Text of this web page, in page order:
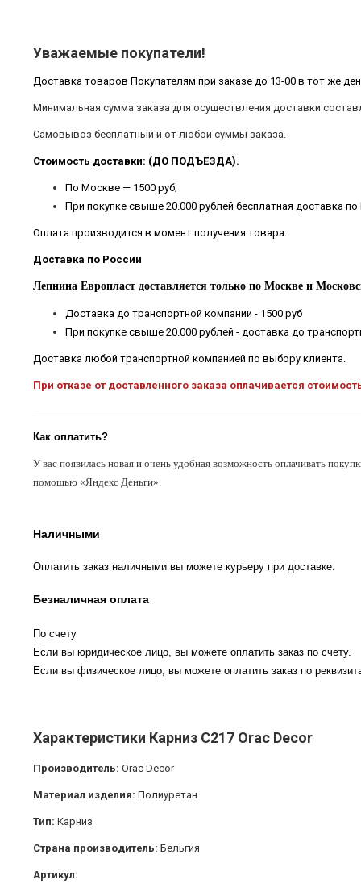
Уважаемые покупатели!
Доставка товаров Покупателям при заказе до 13-00 в тот же
Минимальная сумма заказа для осуществления доставки
Самовывоз бесплатный и от любой суммы заказа.
Стоимость доставки: (ДО ПОДЪЕЗДА).
По Москве — 1500 руб;
При покупке свыше 20.000 рублей бесплатная доставка
Оплата производится в момент получения товара.
Доставка по России
Лепнина Европласт доставляется только по Москве и
Доставка до транспортной компании - 1500 руб
При покупке свыше 20.000 рублей - доставка до
Доставка любой транспортной компанией по выбору клиента.
При отказе от доставленного заказа оплачивается
Как оплатить?
У вас появилась новая и очень удобная возможность оплачивать
помощью «Яндекс Деньги».
Наличными
Оплатить заказ наличными вы можете курьеру при доставке.
Безналичная оплата
По счету
Если вы юридическое лицо, вы можете оплатить заказ по счету.
Если вы физическое лицо, вы можете оплатить заказ по
Характеристики Карниз C217 Orac Decor
Производитель: Orac Decor
Материал изделия: Полиуретан
Тип: Карниз
Страна производитель: Бельгия
Артикул: